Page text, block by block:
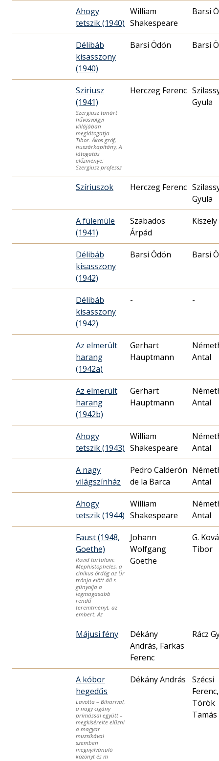
Ahogy
tetszik (1940)
William
Shakespeare
Barsi
Délibáb
kisasszony
(1940)
Barsi Ödön Barsi
Sziriusz
(1941)
Szergiusz tanárt
hűvösvölgyi
villájában
meglátogatja
Tibor. Ákos gróf,
huszárkapitány, A
látogatás
előzménye:
Szergiusz professz
Herczeg Ferenc
Gyula
Szíriuszok Herczeg Ferenc
Gyula
A fülemüle
(1941)
Szabados
Árpád
Délibáb
kisasszony
(1942)
Barsi Ödön Barsi
Délibáb
kisasszony
(1942)
- -
Az elmerült
harang
(1942a)
Gerhart
Hauptmann
Antal
Az elmerült
harang
(1942b)
Gerhart
Hauptmann
Antal
Ahogy
tetszik (1943)
William
Shakespeare
Antal
A nagy
világszínház
Pedro Calderón
de la Barca
Antal
Ahogy
tetszik (1944)
William
Shakespeare
Antal
Faust (1948,
Goethe)
Rövid tartalom:
Mephistopheles, a
cinikus ördög az Úr
trónja előtt áll s
gúnyolja a
legmagasabb
rendű
teremtményt, az
embert. Az
Johann
Wolfgang
Goethe
G.
Tibor
Májusi fény
Dékány
András, Farkas
Ferenc
Rácz
A kóbor
hegedűs
Lavotta – Biharival,
a nagy cigány
prímással együtt –
megkísérelte elűzni
a magyar
muzsikával
szemben
megnyilvánuló
közönyt és m
Dékány András
Szécsi
Ferenc,
Török
Tamás